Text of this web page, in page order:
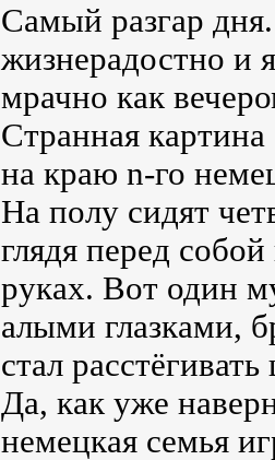
Самый разгар
жизнерадостно и
мрачно как
Странная
на краю n-го
На полу сидят
глядя перед
руках. Вот один
алыми глазками,
стал
Да, как уже
немецкая семья